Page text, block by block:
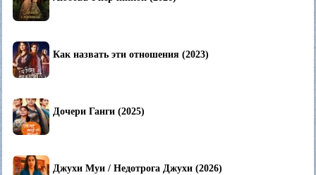
Как назвать эти отношения (2023)
Дочери Ганги (2025)
Джухи Муи / Недотрога Джухи (2026)